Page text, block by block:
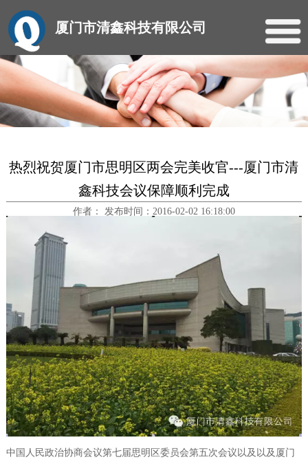
厦门市清鑫科技有限公司
热烈祝贺厦门市思明区两会完美收官---厦门市清
鑫科技会议保障顺利完成
作者： 发布时间：2016-02-02 16:18:00
中国人民政治协商会议第七届思明区委员会第五次会议以及以及厦门